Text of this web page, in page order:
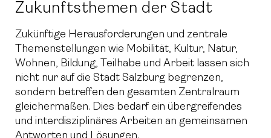
Zukunftsthemen der Stadt
Zukünftige Herausforderungen und zentrale
Themenstellungen wie Mobilität, Kultur, Natur,
Wohnen, Bildung, Teilhabe und Arbeit lassen sich
nicht nur auf die Stadt Salzburg begrenzen,
sondern betreffen den gesamten Zentralraum
gleichermaßen. Dies bedarf ein übergreifendes
und interdisziplinäres Arbeiten an gemeinsamen